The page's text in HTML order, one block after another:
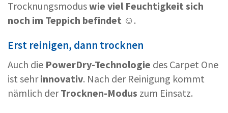
Trocknungsmoduswie viel Feuchtigkeit sich
noch im Teppich befindet ☺️.
Erst reinigen, dann trocknen
Auch die PowerDry-Technologie des Carpet One
ist sehrinnovativ. Nach der Reinigung kommt
nämlich derTrocknen-Modus zum Einsatz.